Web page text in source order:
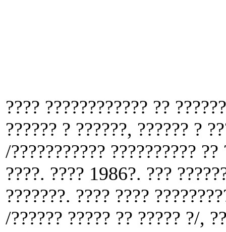
???? ???????????? ??
?????? ? ??????, ?????? ?
/??????????? ??????????
????. ???? 1986?. ???
???????. ???? ????
/?????? ????? ?? ????? ?/,